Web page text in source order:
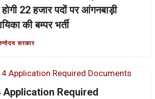
22 हजार पदों पर आंगनबाड़ी
की बम्पर भर्ती
सरकार
Application Required